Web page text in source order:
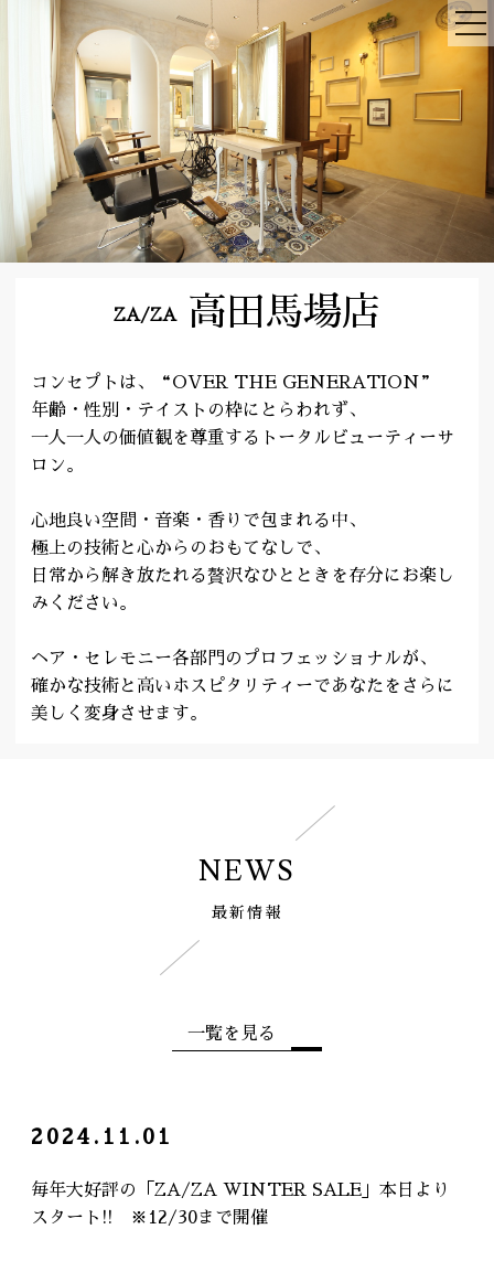
ZA/ZA 高田馬場店
コンセプトは、“OVER THE GENERATION”
年齢・性別・テイストの枠にとらわれず、
一人一人の価値観を尊重するトータルビューティーサ
ロン。
心地良い空間・音楽・香りで包まれる中、
極上の技術と心からのおもてなしで、
日常から解き放たれる贅沢なひとときを存分にお楽し
みください。
ヘア・セレモニー各部門のプロフェッショナルが、
確かな技術と高いホスピタリティーであなたをさらに
美しく変身させます。
NEWS
最新情報
一覧を見る
2024.11.01
毎年大好評の「ZA/ZA WINTER SALE」本日より
スタート!! ※12/30まで開催